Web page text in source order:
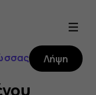
Λήψη